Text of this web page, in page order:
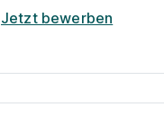
Jetzt bewerben